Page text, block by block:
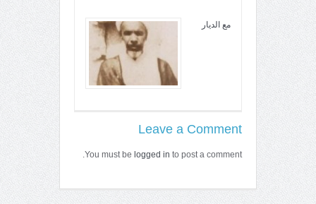
مع الديار
Leave a Comment
You must be logged in to post a comment.